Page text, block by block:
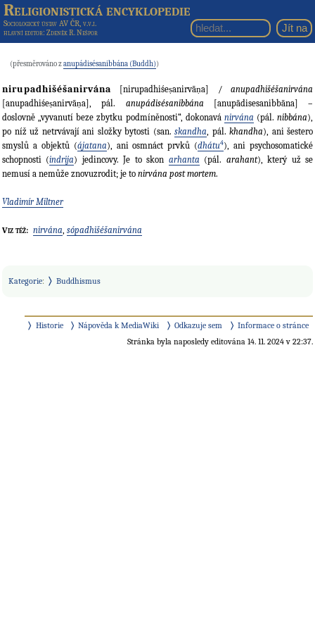
Religionistická encyklopedie
Sociologický ústav AV ČR, v.v.i.
hlavní editor: Zdeněk R. Nešpor
(přesměrováno zanupádisésanibbána (Buddh))
nirupadhišéšanirvána [nirupadhiśeṣanirvāṇa] / anupadhišéšanirvána
[anupadhiśeṣanirvāṇa], pál. anupádisésanibbána [anupādisesanibbāna] –
doslovně „vyvanutí beze zbytku podmíněnosti“, dokonavá nirvána (pál. nibbána),
po níž už netrvávají ani složky bytosti (san. skandha, pál. khandha), ani šestero
smyslů a objektů (ájatana), ani osmnáct prvků (dhátu4), ani psychosomatické
schopnosti (indrija) jedincovy. Je to skon arhanta (pál. arahant), který už se
nemusí a nemůže znovuzrodit; je to nirvána post mortem.
Vladimír Miltner
Viz též: nirvána, sópadhišéšanirvána
Kategorie: Buddhismus
Historie Nápověda k MediaWiki Odkazuje sem
Informace o stránce
Stránka byla naposledy editována 14. 11. 2024 v 22:37.